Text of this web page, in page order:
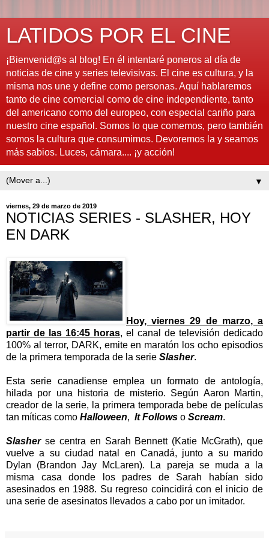
LATIDOS POR EL CINE
¡Bienvenid@s al blog! En él intentaré poneros al día de
noticias de cine y series televisivas. El cine es cultura, y la
misma nos une y define como personas. Aquí hablaremos
tanto de cine comercial como de cine independiente, tanto
del americano como del europeo, con especial cariño para
nuestro cine español. Somos lo que comemos, pero también
somos la cultura que consumimos. Devoremos la y seamos
más sabios. Luces, cámara.... ¡y acción!
▼
viernes, 29 de marzo de 2019
NOTICIAS SERIES - SLASHER, HOY
EN DARK
Hoy, viernes 29 de marzo, a
partir de las 16:45 horas, el canal de televisión dedicado
100% al terror, DARK, emite en maratón los ocho episodios
de la primera temporada de la serie Slasher.
Esta serie canadiense emplea un formato de antología,
hilada por una historia de misterio. Según Aaron Martin,
creador de la serie, la primera temporada bebe de películas
tan míticas como Halloween, It Follows o Scream.
Slasher se centra en Sarah Bennett (Katie McGrath), que
vuelve a su ciudad natal en Canadá, junto a su marido
Dylan (Brandon Jay McLaren). La pareja se muda a la
misma casa donde los padres de Sarah habían sido
asesinados en 1988. Su regreso coincidirá con el inicio de
una serie de asesinatos llevados a cabo por un imitador.